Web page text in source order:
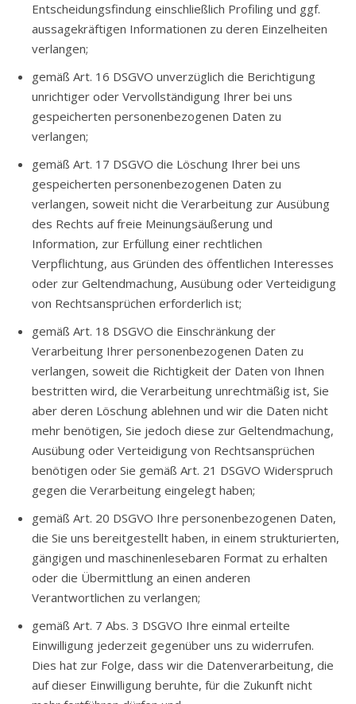
Entscheidungsfindung einschließlich Profiling und ggf.
aussagekräftigen Informationen zu deren Einzelheiten
verlangen;
gemäß Art. 16 DSGVO unverzüglich die Berichtigung
unrichtiger oder Vervollständigung Ihrer bei uns
gespeicherten personenbezogenen Daten zu
verlangen;
gemäß Art. 17 DSGVO die Löschung Ihrer bei uns
gespeicherten personenbezogenen Daten zu
verlangen, soweit nicht die Verarbeitung zur Ausübung
des Rechts auf freie Meinungsäußerung und
Information, zur Erfüllung einer rechtlichen
Verpflichtung, aus Gründen des öffentlichen Interesses
oder zur Geltendmachung, Ausübung oder Verteidigung
von Rechtsansprüchen erforderlich ist;
gemäß Art. 18 DSGVO die Einschränkung der
Verarbeitung Ihrer personenbezogenen Daten zu
verlangen, soweit die Richtigkeit der Daten von Ihnen
bestritten wird, die Verarbeitung unrechtmäßig ist, Sie
aber deren Löschung ablehnen und wir die Daten nicht
mehr benötigen, Sie jedoch diese zur Geltendmachung,
Ausübung oder Verteidigung von Rechtsansprüchen
benötigen oder Sie gemäß Art. 21 DSGVO Widerspruch
gegen die Verarbeitung eingelegt haben;
gemäß Art. 20 DSGVO Ihre personenbezogenen Daten,
die Sie uns bereitgestellt haben, in einem strukturierten,
gängigen und maschinenlesebaren Format zu erhalten
oder die Übermittlung an einen anderen
Verantwortlichen zu verlangen;
gemäß Art. 7 Abs. 3 DSGVO Ihre einmal erteilte
Einwilligung jederzeit gegenüber uns zu widerrufen.
Dies hat zur Folge, dass wir die Datenverarbeitung, die
auf dieser Einwilligung beruhte, für die Zukunft nicht